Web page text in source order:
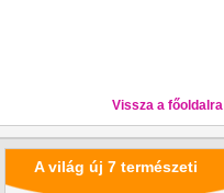
Vissza a főoldalra
A világ új 7 természeti